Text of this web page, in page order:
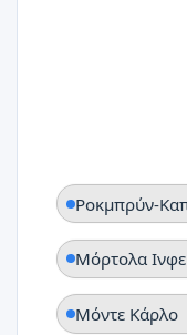
Ροκμπρύν-
Μόρτολα
Μόντε Κάρλο